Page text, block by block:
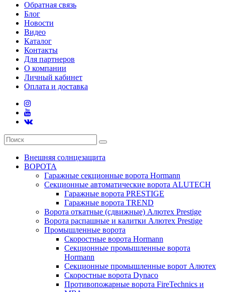
Обратная связь
Блог
Новости
Видео
Каталог
Контакты
Для партнеров
О компании
Личный кабинет
Оплата и доставка
Внешняя солнцезащита
ВОРОТА
Гаражные секционные ворота Hormann
Секционные автоматические ворота ALUTECH
Гаражные ворота PRESTIGE
Гаражные ворота TREND
Ворота откатные (сдвижные) Алютех Prestige
Ворота распашные и калитки Алютех Prestige
Промышленные ворота
Скоростные ворота Hormann
Секционные промышленные ворота
Hormann
Секционные промышленные ворот Алютех
Скоростные ворота Dynaco
Противопожарные ворота FireTechnics и